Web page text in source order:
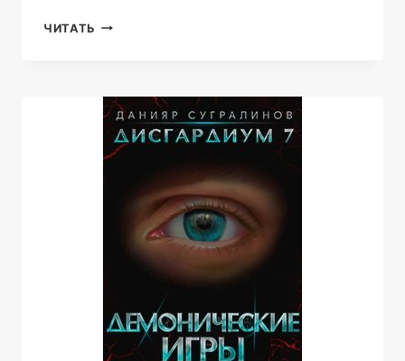
ЧИТАТЬ СИДУС
ЗАЩИТНИК